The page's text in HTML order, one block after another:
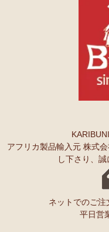
アフリカ製品輸入元 株式
し下さり、誠
ネットでのご注
平日営